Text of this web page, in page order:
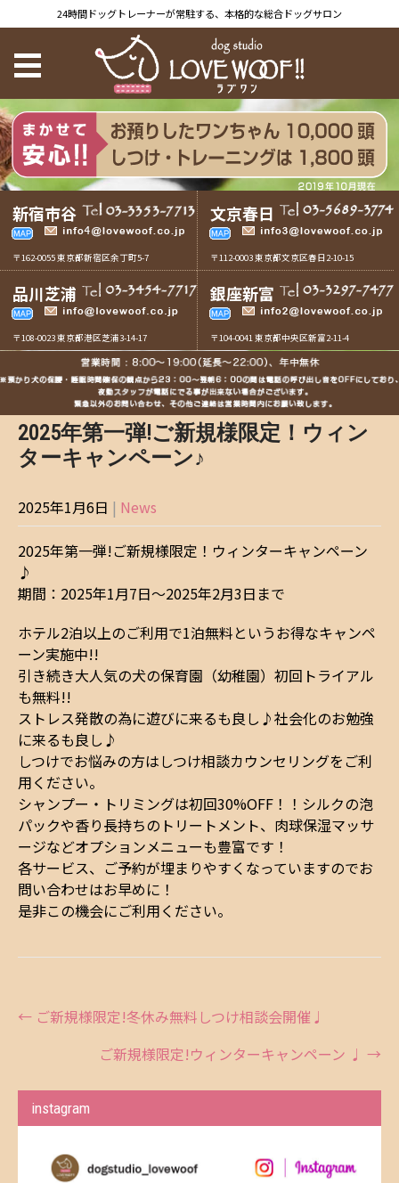
24時間ドッグトレーナーが常駐する、本格的な総合ドッグサロン
新宿市谷
〒162-0055 東京都新宿区余丁町5-7
文京春日
〒112-0003 東京都文京区春日2-10-15
品川芝浦
〒108-0023 東京都港区芝浦3-14-17
銀座新富
〒104-0041 東京都中央区新富2-11-4
2025年第一弾!ご新規様限定！ウィン
ターキャンペーン♪
2025年1月6日 | News
2025年第一弾!ご新規様限定！ウィンターキャンペーン
♪
期間：2025年1月7日～2025年2月3日まで
ホテル2泊以上のご利用で1泊無料というお得なキャンペ
ーン実施中!!
引き続き大人気の犬の保育園（幼稚園）初回トライアル
も無料!!
ストレス発散の為に遊びに来るも良し♪社会化のお勉強
に来るも良し♪
しつけでお悩みの方はしつけ相談カウンセリングをご利
用ください。
シャンプー・トリミングは初回30%OFF！！シルクの泡
パックや香り長持ちのトリートメント、肉球保湿マッサ
ージなどオプションメニューも豊富です！
各サービス、ご予約が埋まりやすくなっていますのでお
問い合わせはお早めに！
是非この機会にご利用ください。
Post
navigation
← ご新規様限定!冬休み無料しつけ相談会開催♩
ご新規様限定!ウィンターキャンペーン ♩ →
instagram